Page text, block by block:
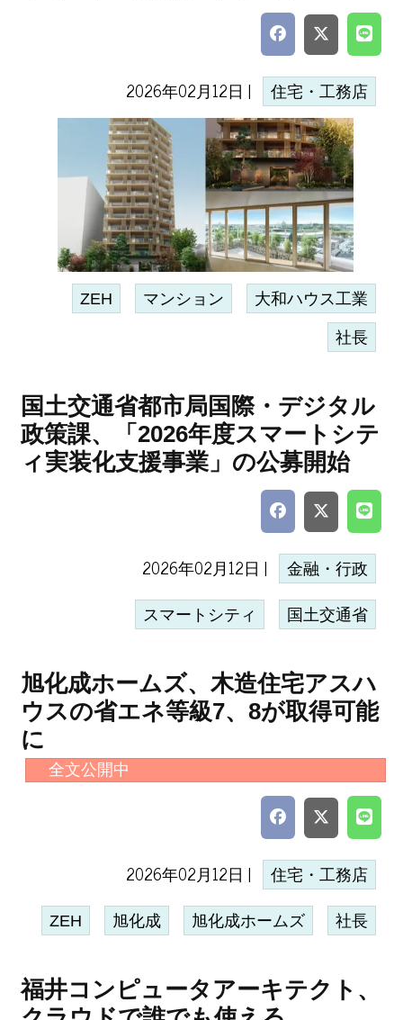
2026年02月12日 | 住宅・工務店
ZEH マンション 大和ハウス工業
社長
国土交通省都市局国際・デジタル
政策課、「2026年度スマートシテ
ィ実装化支援事業」の公募開始
2026年02月12日 | 金融・行政
スマートシティ 国土交通省
旭化成ホームズ、木造住宅アスハ
ウスの省エネ等級7、8が取得可能
に
全文公開中
2026年02月12日 | 住宅・工務店
ZEH 旭化成 旭化成ホームズ 社長
福井コンピュータアーキテクト、